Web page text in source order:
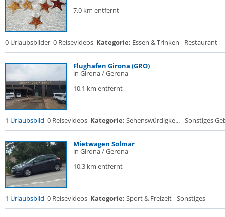
7,0 km entfernt
0 Urlaubsbilder 0 Reisevideos Kategorie: Essen & Trinken - Restaurant
Flughafen Girona (GRO)
in Girona / Gerona
10,1 km entfernt
1 Urlaubsbild 0 Reisevideos Kategorie: Sehenswürdigke... - Sonstiges
Mietwagen Solmar
in Girona / Gerona
10,3 km entfernt
1 Urlaubsbild 0 Reisevideos Kategorie: Sport & Freizeit - Sonstiges